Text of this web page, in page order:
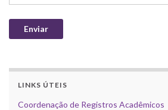
LINKS ÚTEIS
Coordenação de Registros Acadêmicos